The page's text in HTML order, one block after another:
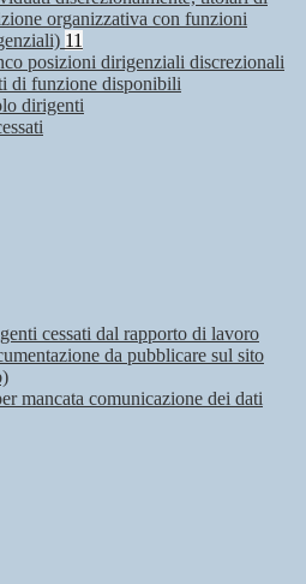
organizzativa con funzioni
11
posizioni dirigenziali discrezionali
di funzione disponibili
dirigenti
cessati dal rapporto di lavoro
da pubblicare sul sito
mancata comunicazione dei dati